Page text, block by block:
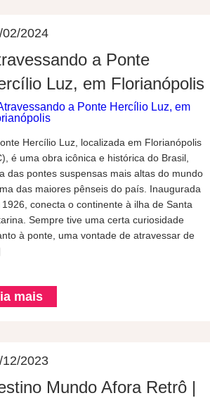
02/2024
a Ponte
Luz, em Florianópolis
Hercílio Luz, localizada em Florianópolis
é uma obra icônica e histórica do Brasil,
das pontes suspensas mais altas do mundo
das maiores pênseis do país. Inaugurada
conecta o continente à ilha de Santa
Sempre tive uma certa curiosidade
à ponte, uma vontade de atravessar de
mais
12/2023
Mundo Afora Retrô |